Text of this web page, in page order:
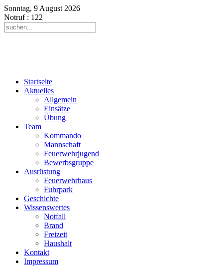
Sonntag, 9 August 2026
Notruf: 122
Startseite
Aktuelles
Allgemein
Einsätze
Übung
Team
Kommando
Mannschaft
Feuerwehrjugend
Bewerbsgruppe
Ausrüstung
Feuerwehrhaus
Fuhrpark
Geschichte
Wissenswertes
Notfall
Brand
Freizeit
Haushalt
Kontakt
Impressum